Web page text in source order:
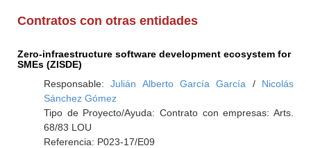
Contratos con otras entidades
Zero-infraestructure software development ecosystem for
SMEs (ZISDE)
Responsable:Julián Alberto García García / Nicolás
Sánchez Gómez
Tipo de Proyecto/Ayuda: Contrato con empresas: Arts.
68/83 LOU
Referencia: P023-17/E09